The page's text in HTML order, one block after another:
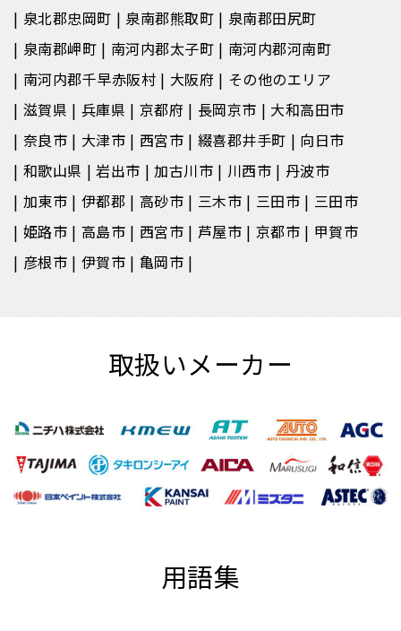
泉北郡忠岡町
泉南郡熊取町
泉南郡田尻町
泉南郡岬町
南河内郡太子町
南河内郡河南町
南河内郡千早赤阪村
大阪府
その他のエリア
滋賀県
兵庫県 京都府 長岡京市
大和高田市
奈良市
大津市 西宮市 綴喜郡井手町
向日市
和歌山県
岩出市 加古川市 川西市
丹波市
加東市
伊都郡 高砂市 三木市 三田市
三田市
姫路市
高島市 西宮市 芦屋市 京都市
甲賀市
彦根市
伊賀市 亀岡市
取扱いメーカー
用語集